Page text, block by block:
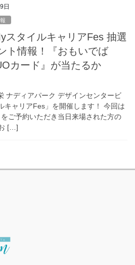
日
スタイルキャリアFes 抽選
ト情報！『おもいでば
カード』が当たるか
ナディアパーク デザインセンタービ
キャリアFes」を開催します！ 今回は
ご予約いただき当日来場された方の
[…]